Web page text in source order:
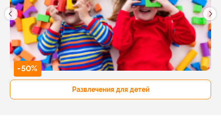
-50%
Развлечения для детей